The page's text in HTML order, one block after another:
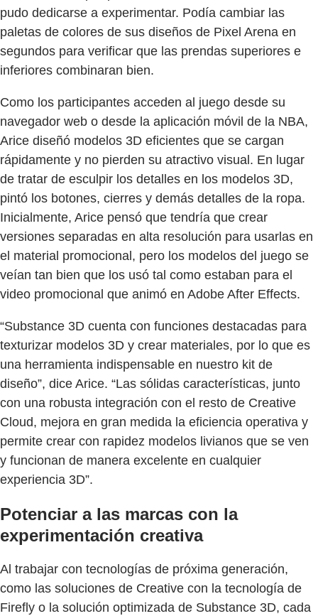
pudo dedicarse a experimentar. Podía cambiar las
paletas de colores de sus diseños de Pixel Arena en
segundos para verificar que las prendas superiores e
inferiores combinaran bien.
Como los participantes acceden al juego desde su
navegador web o desde la aplicación móvil de la NBA,
Arice diseñó modelos 3D eficientes que se cargan
rápidamente y no pierden su atractivo visual. En lugar
de tratar de esculpir los detalles en los modelos 3D,
pintó los botones, cierres y demás detalles de la ropa.
Inicialmente, Arice pensó que tendría que crear
versiones separadas en alta resolución para usarlas en
el material promocional, pero los modelos del juego se
veían tan bien que los usó tal como estaban para el
video promocional que animó en Adobe After Effects.
“Substance 3D cuenta con funciones destacadas para
texturizar modelos 3D y crear materiales, por lo que es
una herramienta indispensable en nuestro kit de
diseño”, dice Arice. “Las sólidas características, junto
con una robusta integración con el resto de Creative
Cloud, mejora en gran medida la eficiencia operativa y
permite crear con rapidez modelos livianos que se ven
y funcionan de manera excelente en cualquier
experiencia 3D”.
Potenciar a las marcas con la
experimentación creativa
Al trabajar con tecnologías de próxima generación,
como las soluciones de Creative con la tecnología de
Firefly o la solución optimizada de Substance 3D, cada